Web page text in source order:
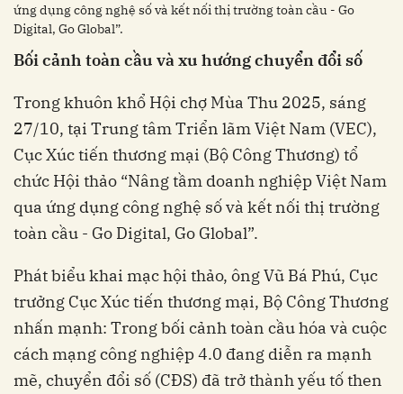
ứng dụng công nghệ số và kết nối thị trường toàn cầu - Go
Digital, Go Global”.
Bối cảnh toàn cầu và xu hướng chuyển đổi số
Trong khuôn khổ Hội chợ Mùa Thu 2025, sáng
27/10, tại Trung tâm Triển lãm Việt Nam (VEC),
Cục Xúc tiến thương mại (Bộ Công Thương) tổ
chức Hội thảo “Nâng tầm doanh nghiệp Việt Nam
qua ứng dụng công nghệ số và kết nối thị trường
toàn cầu - Go Digital, Go Global”.
Phát biểu khai mạc hội thảo, ông Vũ Bá Phú, Cục
trưởng Cục Xúc tiến thương mại, Bộ Công Thương
nhấn mạnh: Trong bối cảnh toàn cầu hóa và cuộc
cách mạng công nghiệp 4.0 đang diễn ra mạnh
mẽ, chuyển đổi số (CĐS) đã trở thành yếu tố then